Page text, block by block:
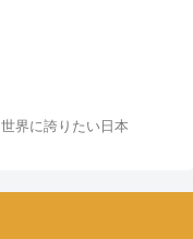
世界に誇りたい日本